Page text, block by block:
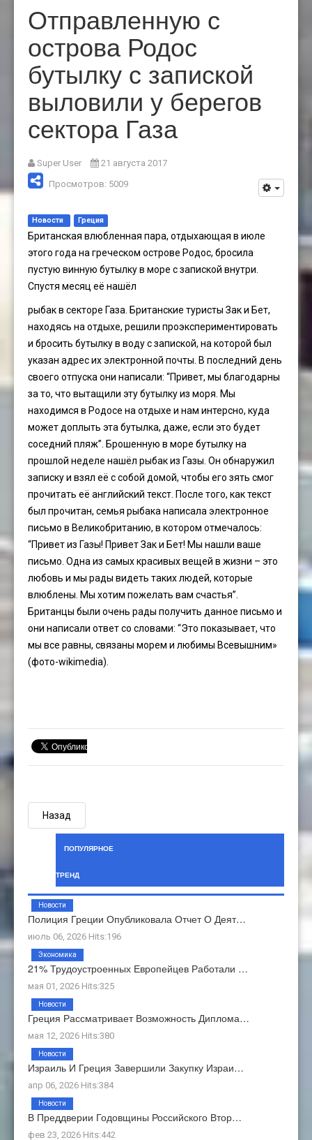
Отправленную с
острова Родос
бутылку с запиской
выловили у берегов
сектора Газа
Super User
21 августа 2017
Просмотров: 5009
Новости Греция
Британская влюбленная пара, отдыхающая в июле
этого года на греческом острове Родос, бросила
пустую винную бутылку в море с запиской внутри.
Спустя месяц её нашёл
рыбак в секторе Газа. Британские туристы Зак и Бет,
находясь на отдыхе, решили проэкспериментировать
и бросить бутылку в воду с запиской, на которой был
указан адрес их электронной почты. В последний день
своего отпуска они написали: “Привет, мы благодарны
за то, что вытащили эту бутылку из моря. Мы
находимся в Родосе на отдыхе и нам интерсно, куда
может доплыть эта бутылка, даже, если это будет
соседний пляж”. Брошенную в море бутылку на
прошлой неделе нашёл рыбак из Газы. Он обнаружил
записку и взял её с собой домой, чтобы его зять смог
прочитать её английский текст. После того, как текст
был прочитан, семья рыбака написала электронное
письмо в Великобританию, в котором отмечалось:
“Привет из Газы! Привет Зак и Бет! Мы нашли ваше
письмо. Одна из самых красивых вещей в жизни – это
любовь и мы рады видеть таких людей, которые
влюблены. Мы хотим пожелать вам счастья”.
Британцы были очень рады получить данное письмо и
они написали ответ со словами: “Это показывает, что
мы все равны, связаны морем и любимы Всевышним»
(фото-wikimedia).
Назад
ПОПУЛЯРНОЕ
ТРЕНД
Полиция Греции Опубликовала Отчет О Деят…
июль 06, 2026 Hits:196
Новости
21% Трудоустроенных Европейцев Работали …
мая 01, 2026 Hits:325
Экономика
Греция Рассматривает Возможность Диплома…
мая 12, 2026 Hits:380
Новости
Израиль И Греция Завершили Закупку Израи…
апр 06, 2026 Hits:384
Новости
В Преддверии Годовщины Российского Втор…
фев 23, 2026 Hits:442
Новости